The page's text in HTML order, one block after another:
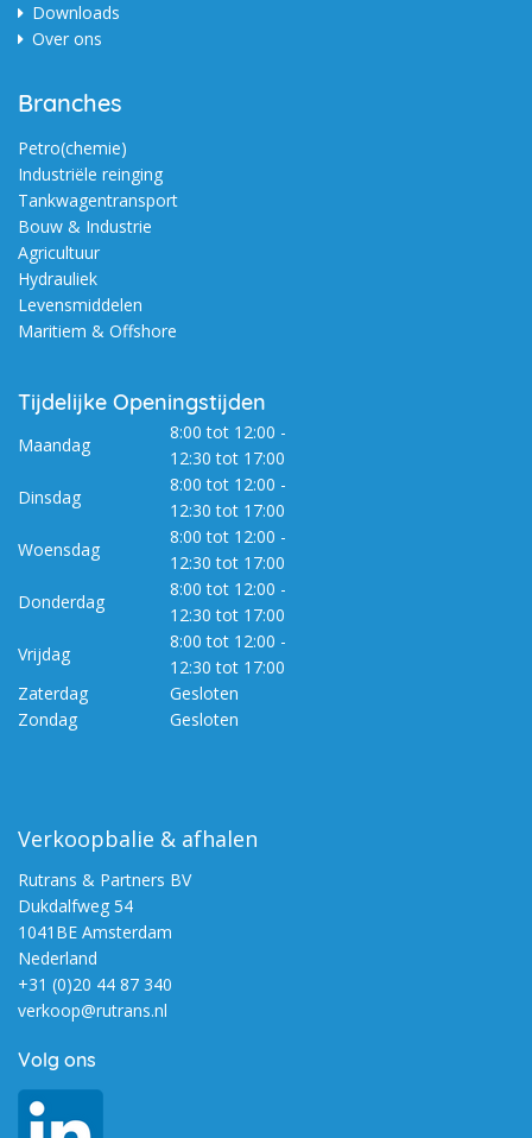
Downloads
Over ons
Branches
Petro(chemie)
Industriële reinging
Tankwagentransport
Bouw & Industrie
Agricultuur
Hydrauliek
Levensmiddelen
Maritiem & Offshore
Tijdelijke Openingstijden
Maandag
8:00 tot 12:00 -
12:30 tot 17:00
Dinsdag
8:00 tot 12:00 -
12:30 tot 17:00
Woensdag
8:00 tot 12:00 -
12:30 tot 17:00
Donderdag
8:00 tot 12:00 -
12:30 tot 17:00
Vrijdag
8:00 tot 12:00 -
12:30 tot 17:00
Zaterdag
Gesloten
Zondag
Gesloten
Verkoopbalie & afhalen
Rutrans & Partners BV
Dukdalfweg 54
1041BE Amsterdam
Nederland
+31 (0)20 44 87 340
verkoop@rutrans.nl
Volg ons